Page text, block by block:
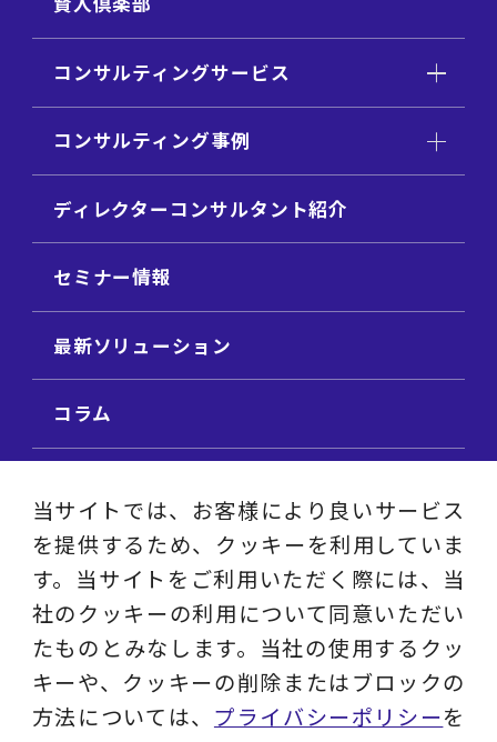
コンサルティングサービス
コンサルティング事例
ディレクターコンサルタント紹介
セミナー情報
最新ソリューション
コラム
ビジネステーマ解説集
動画ライブラリ
採用サイト
当サイトでは、お客様により良いサービス
を提供するため、クッキーを利用していま
す。当サイトをご利用いただく際には、当
社のクッキーの利用について同意いただい
たものとみなします。当社の使用するクッ
キーや、クッキーの削除またはブロックの
方法については、 プライバシーポリシーを